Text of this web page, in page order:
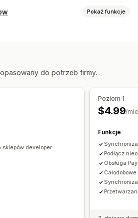
w czasie rzeczywistym
Pokaż funkcje
do potrzeb firmy.
sklepów developer
Poziom 1
$4.99/
Funkcje
Podłącz
Obsługa